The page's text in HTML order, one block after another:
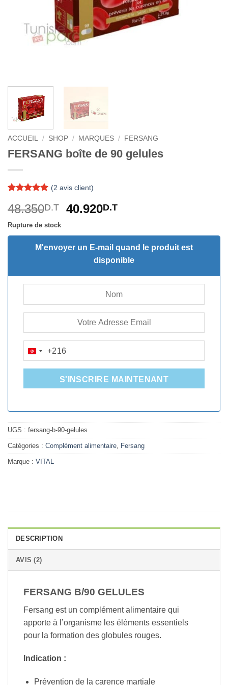
ACCUEIL / SHOP / MARQUES / FERSANG
FERSANG boîte de 90 gelules
5 basé sur
notations
client
(2 avis client)
48.350D.T
Le
initial
était :
48.350D.T.
40.920D.TLe
actuel
est :
40.920D.T.
Rupture de stock
M'envoyer un E-mail quand le produit est
disponible
TUNISIA
+216
+216
S'INSCRIRE MAINTENANT
UGS : fersang-b-90-gelules
Catégories : Complément alimentaire, Fersang
Marque : VITAL
DESCRIPTION
AVIS (2)
FERSANG B/90 GELULES
Fersang est un complément alimentaire qui
apporte à l’organisme les éléments essentiels
pour la formation des globules rouges.
Indication :
Prévention de la carence martiale